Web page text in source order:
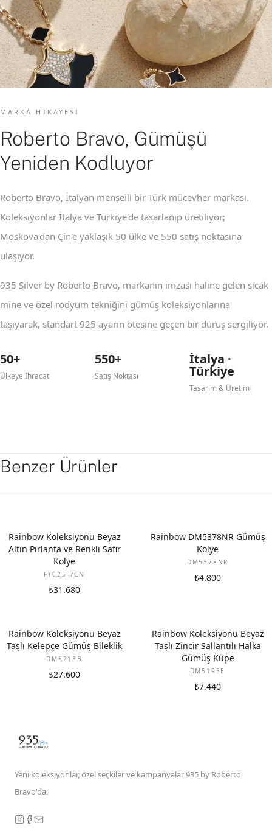
MARKA HIKAYESI
Roberto Bravo, Gümüşü
Yeniden Kodluyor
Roberto Bravo, İtalyan menşeili bir Türk mücevher markası.
Koleksiyonlar İtalya ve Türkiye'de tasarlanıp üretiliyor;
Moskova'dan Çin'e yaklaşık 50 ülke ve 550 satış noktasına
ulaşıyor.
935 Silver by Roberto Bravo, markanın imzası haline gelen sıcak
mine ve özel rodyum tekniğini gümüş koleksiyonlarına
taşıyarak, standart 925 ayarın ötesine geçen bir duruş sergiliyor.
50+
Ülkeye İhracat
550+
Satış Noktası
İtalya ·
Türkiye
Tasarım & Üretim
Benzer Ürünler
YENI
Rainbow Koleksiyonu Beyaz
Altın Pırlanta ve Renkli Safir
Kolye
FT025-7CN
₺31.680
Rainbow DM5378NR Gümüş
Kolye
DM5378NR
₺4.800
Rainbow Koleksiyonu Beyaz
Taşlı Kelepçe Gümüş Bileklik
DM5213B
₺27.600
Rainbow Koleksiyonu Beyaz
Taşlı Zincir Sallantılı Halka
Gümüş Küpe
DM5193E
₺7.440
Yeni koleksiyonlar, özel seçkiler ve kampanyalar 935 by Roberto
Bravo'da.